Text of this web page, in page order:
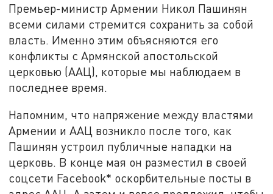
Премьер-министр Армении Никол Пашинян
всеми силами стремится сохранить за собой
власть. Именно этим объясняются его
конфликты с Армянской апостольской
церковью (ААЦ), которые мы наблюдаем в
последнее время.
Напомним, что напряжение между властями
Армении и ААЦ возникло после того, как
Пашинян устроил публичные нападки на
церковь. В конце мая он разместил в своей
соцсети Facebook* оскорбительные посты в